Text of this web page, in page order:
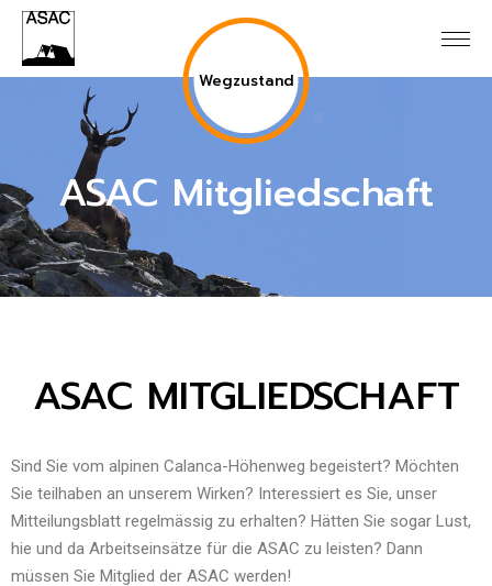
Wegzustand
ASAC Mitgliedschaft
ASAC MITGLIEDSCHAFT
Sind Sie vom alpinen Calanca-Höhenweg begeistert? Möchten
Sie teilhaben an unserem Wirken? Interessiert es Sie, unser
Mitteilungsblatt regelmässig zu erhalten? Hätten Sie sogar Lust,
hie und da Arbeitseinsätze für die ASAC zu leisten? Dann
müssen Sie Mitglied der ASAC werden!